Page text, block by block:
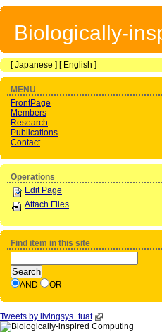
Biologically-
[Japanese ] [ English ]
MENU
FrontPage
Members
Research
Publications
Contact
Operations
Edit Page
Attach Files
Find item in this site
AND OR
Tweets by livingsys_tuat